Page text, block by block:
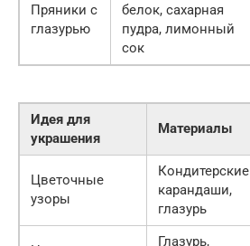
Пряники с
глазурью
белок, сахарная
пудра, лимонный
сок
Идея для
украшения
Материалы
Цветочные
узоры
Кондитерские
карандаши,
глазурь
Глазурь,